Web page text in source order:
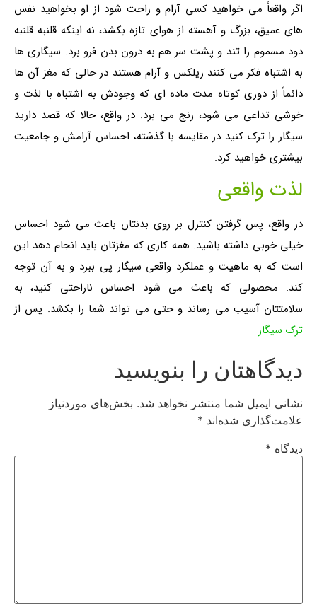
اگر واقعاً می خواهید کسی آرام و راحت شود از او بخواهید نفس
های عمیق، بزرگ و آهسته از هوای تازه بکشد، نه اینکه قلنبه قلنبه
دود مسموم را تند و پشت سر هم به درون بدن فرو برد. سیگاری ها
به اشتباه فکر می کنند ریلکس و آرام هستند در حالی که مغز آن ها
دائماً از دوری کوتاه مدت ماده ای که وجودش به اشتباه با لذت و
خوشی تداعی می شود، رنج می برد. در واقع، حالا که قصد دارید
سیگار را ترک کنید در مقایسه با گذشته، احساس آرامش و جامعیت
بیشتری خواهید کرد.
لذت واقعی
در واقع، پس گرفتن کنترل بر روی بدنتان باعث می شود احساس
خیلی خوبی داشته باشید. همه کاری که مغزتان باید انجام دهد این
است که به ماهیت و عملکرد واقعی سیگار پی ببرد و به آن توجه
کند. محصولی که باعث می شود احساس ناراحتی کنید، به
سلامتتان آسیب می رساند و حتی می تواند شما را بکشد. پس از
ترک سیگار
دیدگاهتان را بنویسید
نشانی ایمیل شما منتشر نخواهد شد. بخش‌های موردنیاز
علامت‌گذاری شده‌اند *
دیدگاه *